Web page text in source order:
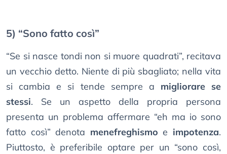
5) “Sono fatto così”
“Se si nasce tondi non si muore quadrati”, recitava
un vecchio detto. Niente di più sbagliato; nella vita
si cambia e si tende sempre a migliorare se
stessi. Se un aspetto della propria persona
presenta un problema affermare “eh ma io sono
fatto così” denota menefreghismo e impotenza.
Piuttosto, è preferibile optare per un “sono così,